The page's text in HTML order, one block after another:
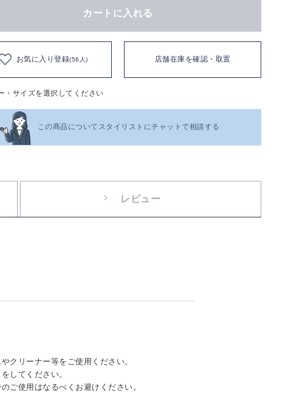
カートに入れる
お気に入り登録(56人) 店舗在庫を確認・取置
・サイズを選択してください
この商品についてスタイリストにチャットで相談する
レビュー
クリーナー等をご使用ください。
してください。
ご使用はなるべくお避けください。